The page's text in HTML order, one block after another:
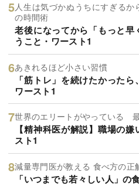
人生は気づかぬうちにすぎる
の時間術
老後になってから「もっと
うこと・ワースト1
あきれるほど小さい習慣
「筋トレ」を続けたかった
ワースト1
世界のエリートがやっている 最
【精神科医が解説】職場の
スト1
減量専門医が教える 食べ方の正
「いつまでも若々しい人」の